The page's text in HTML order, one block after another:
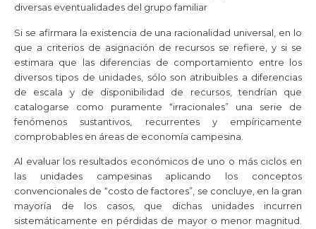
diversas eventualidades del grupo familiar
Si se afirmara la existencia de una racionalidad universal, en lo
que a criterios de asignación de recursos se refiere, y si se
estimara que las diferencias de comportamiento entre los
diversos tipos de unidades, sólo son atribuibles a diferencias
de escala y de disponibilidad de recursos, tendrían que
catalogarse como puramente “irracionales” una serie de
fenómenos sustantivos, recurrentes y empíricamente
comprobables en áreas de economía campesina.
Al evaluar los resultados económicos de uno o más ciclos en
las unidades campesinas aplicando los conceptos
convencionales de “costo de factores”, se concluye, en la gran
mayoría de los casos, que dichas unidades incurren
sistemáticamente en pérdidas de mayor o menor magnitud.